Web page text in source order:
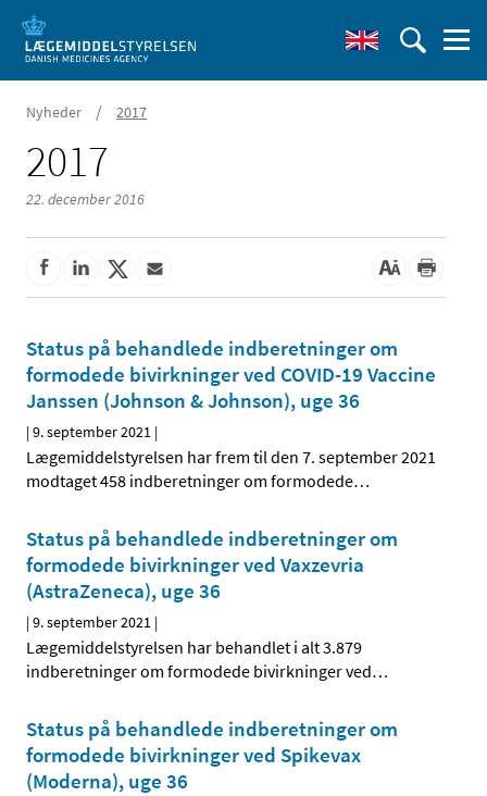
Nyheder / 2017
2017
22. december 2016
Status på behandlede indberetninger om
formodede bivirkninger ved COVID-19 Vaccine
Janssen (Johnson & Johnson), uge 36
|9. september 2021 |
Lægemiddelstyrelsen har frem til den 7. september 2021
modtaget 458 indberetninger om formodede…
Status på behandlede indberetninger om
formodede bivirkninger ved Vaxzevria
(AstraZeneca), uge 36
|9. september 2021 |
Lægemiddelstyrelsen har behandlet i alt 3.879
indberetninger om formodede bivirkninger ved…
Status på behandlede indberetninger om
formodede bivirkninger ved Spikevax
(Moderna), uge 36